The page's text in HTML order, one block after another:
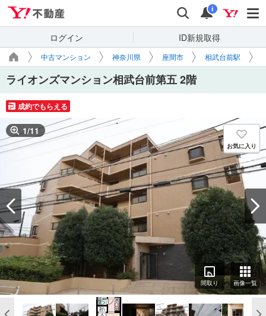
検索 通知
i
ログイン ID新規取得
中古マンション 神奈川県 座間市 相武台前駅
ライオンズマンション相武台前第五 2階
成約でもらえる
1/11
お気に入り
間取り 画像一覧